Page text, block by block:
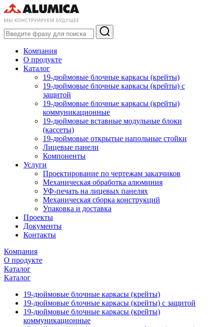
Компания
О продукте
Каталог
19-дюймовые блочные каркасы (крейты)
19-дюймовые блочные каркасы (крейты) с
защитой
19-дюймовые блочные каркасы (крейты)
коммуникационные
19-дюймовые вставные модульные блоки
(кассеты)
19-дюймовые открытые напольные стойки
Лицевые панели
Компоненты
Услуги
Проектирование по чертежам заказчиков
Механическая обработка алюминия
УФ-печать на лицевых панелях
Механическая сборка конструкций
Упаковка и доставка
Проекты
Документы
Контакты
Компания
О продукте
Каталог
Каталог
19-дюймовые блочные каркасы (крейты)
19-дюймовые блочные каркасы (крейты) с защитой
19-дюймовые блочные каркасы (крейты)
коммуникационные